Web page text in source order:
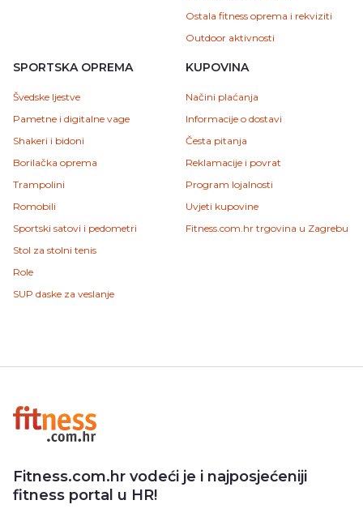
Ostala fitness oprema i rekviziti
Outdoor aktivnosti
SPORTSKA OPREMA
Švedske ljestve
Pametne i digitalne vage
Shakeri i bidoni
Borilačka oprema
Trampolini
Romobili
Sportski satovi i pedometri
Stol za stolni tenis
Role
SUP daske za veslanje
KUPOVINA
Načini plaćanja
Informacije o dostavi
Česta pitanja
Reklamacije i povrat
Program lojalnosti
Uvjeti kupovine
Fitness.com.hr trgovina u Zagrebu
Fitness.com.hr vodeći je i najposjećeniji
fitness portal u HR!